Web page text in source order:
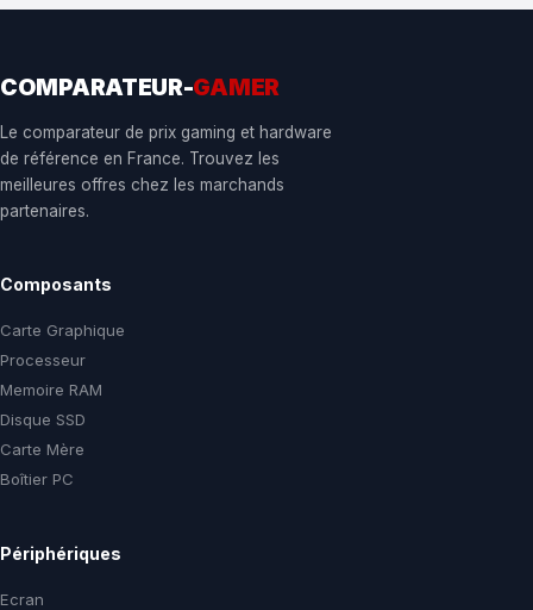
COMPARATEUR-GAMER
Le comparateur de prix gaming et hardware
de référence en France. Trouvez les
meilleures offres chez les marchands
partenaires.
Composants
Carte Graphique
Processeur
Memoire RAM
Disque SSD
Carte Mère
Boîtier PC
Périphériques
Ecran